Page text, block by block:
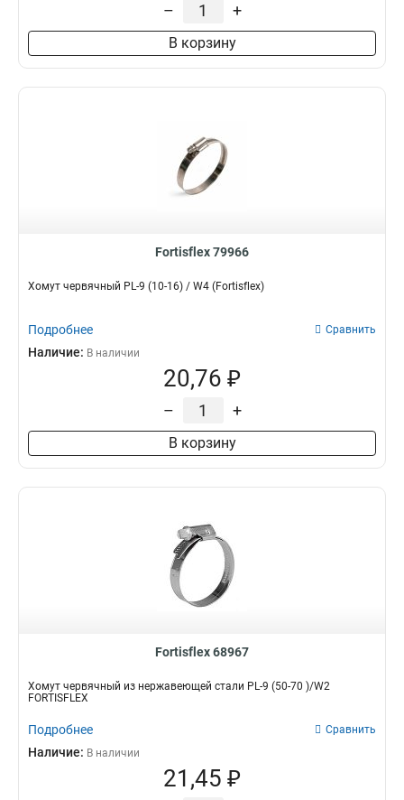
– +
В корзину
Fortisflex 79966
Хомут червячный PL-9 (10-16) / W4 (Fortisflex)
Подробнее Сравнить
Наличие: В наличии
20,76 ₽
– +
В корзину
Fortisflex 68967
Хомут червячный из нержавеющей стали PL-9 (50-70 )/W2
FORTISFLEX
Подробнее Сравнить
Наличие: В наличии
21,45 ₽